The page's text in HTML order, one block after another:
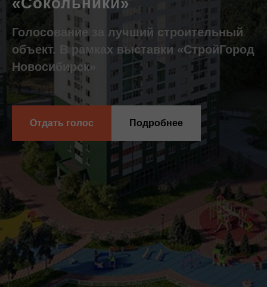
Голосование за лучший строительный
объект. В рамках выставки «СтройГород
Новосибирск»
Отдать голос Подробнее